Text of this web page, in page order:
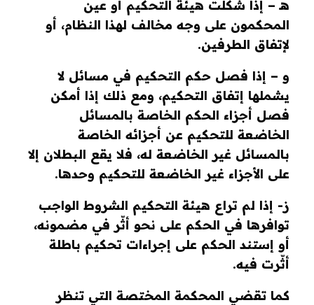
هـ – إذا شكلت هيئة التحكيم أو عين
المحكمون على وجه مخالف لهذا النظام، أو
لإتفاق الطرفين.
و – إذا فصل حكم التحكيم في مسائل لا
يشملها إتفاق التحكيم، ومع ذلك إذا أمكن
فصل أجزاء الحكم الخاصة بالمسائل
الخاضعة للتحكيم عن أجزائه الخاصة
بالمسائل غير الخاضعة له، فلا يقع البطلان إلا
على الأجزاء غير الخاضعة للتحكيم وحدها.
ز- إذا لم تراع هيئة التحكيم الشروط الواجب
توافرها في الحكم على نحو أثّر في مضمونه،
أو إستند الحكم على إجراءات تحكيم باطلة
أثّرت فيه.
كما تقضي المحكمة المختصة التي تنظر